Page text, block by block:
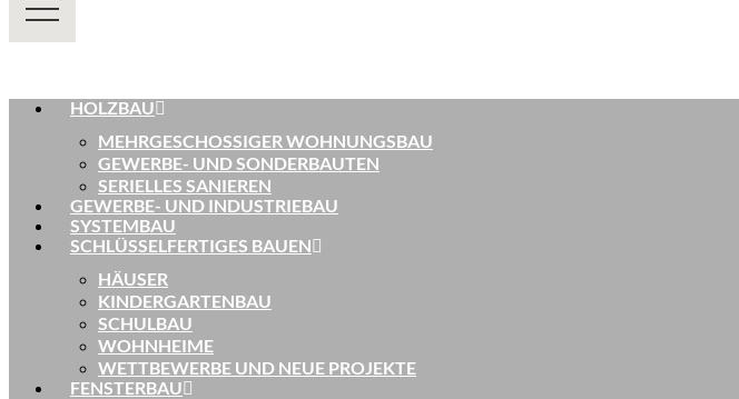
HOLZBAU
MEHRGESCHOSSIGER WOHNUNGSBAU
GEWERBE- UND SONDERBAUTEN
SERIELLES SANIEREN
GEWERBE- UND INDUSTRIEBAU
SYSTEMBAU
SCHLÜSSELFERTIGES BAUEN
HÄUSER
KINDERGARTENBAU
SCHULBAU
WOHNHEIME
WETTBEWERBE UND NEUE PROJEKTE
FENSTERBAU